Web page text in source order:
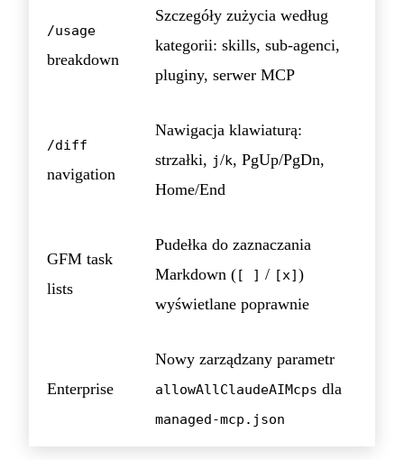
/usage
breakdown
Szczegóły zużycia według
kategorii: skills, sub-agenci,
pluginy, serwer MCP
/diff
navigation
Nawigacja klawiaturą:
strzałki, j/k, PgUp/PgDn,
Home/End
GFM task
lists
Pudełka do zaznaczania
Markdown ([ ] / [x])
wyświetlane poprawnie
Enterprise
Nowy zarządzany parametr
allowAllClaudeAIMcps dla
managed-mcp.json